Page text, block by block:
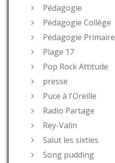
Pédagogie
Pédagogie Collège
Pédagogie Primaire
Plage 17
Pop Rock Attitude
presse
Puce à l'Oreille
Radio Partage
Rey-Valin
Salut les sixties
Song pudding